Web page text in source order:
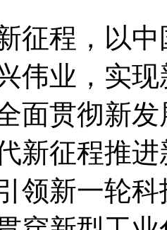
程，以中
伟业，实
面贯彻新
新征程推
领新一轮